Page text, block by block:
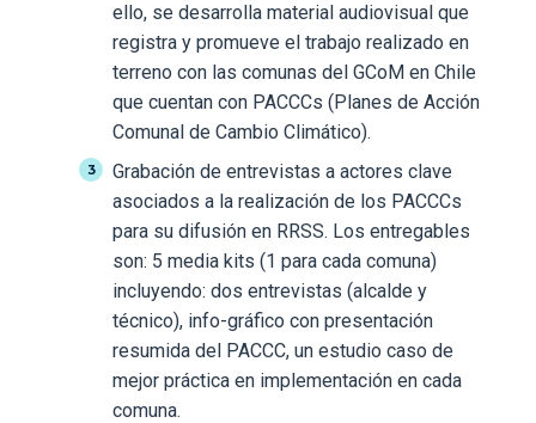
ello, se desarrolla material audiovisual que
registra y promueve el trabajo realizado en
terreno con las comunas del GCoM en Chile
que cuentan con PACCCs (Planes de Acción
Comunal de Cambio Climático).
Grabación de entrevistas a actores clave
asociados a la realización de los PACCCs
para su difusión en RRSS. Los entregables
son: 5 media kits (1 para cada comuna)
incluyendo: dos entrevistas (alcalde y
técnico), info-gráfico con presentación
resumida del PACCC, un estudio caso de
mejor práctica en implementación en cada
comuna.